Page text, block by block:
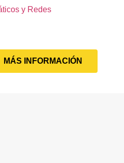
y Redes
MÁS INFORMACIÓN